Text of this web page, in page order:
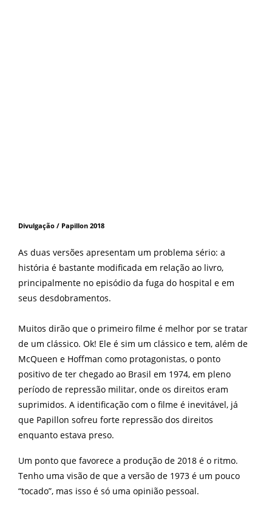
Divulgação / Papillon 2018
As duas versões apresentam um problema sério: a
história é bastante modificada em relação ao livro,
principalmente no episódio da fuga do hospital e em
seus desdobramentos.
Muitos dirão que o primeiro filme é melhor por se tratar
de um clássico. Ok! Ele é sim um clássico e tem, além de
McQueen e Hoffman como protagonistas, o ponto
positivo de ter chegado ao Brasil em 1974, em pleno
período de repressão militar, onde os direitos eram
suprimidos. A identificação com o filme é inevitável, já
que Papillon sofreu forte repressão dos direitos
enquanto estava preso.
Um ponto que favorece a produção de 2018 é o ritmo.
Tenho uma visão de que a versão de 1973 é um pouco
“tocado”, mas isso é só uma opinião pessoal.